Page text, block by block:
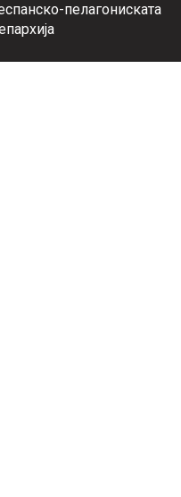
пелагониската